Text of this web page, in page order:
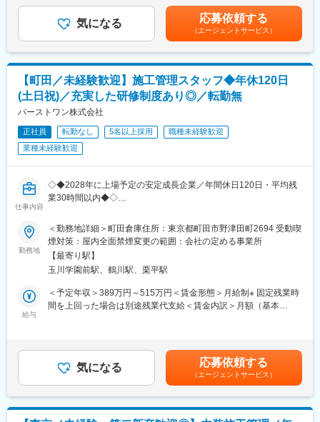
未経験の方がこれまでの調整スキルを活かし活躍されている環境
です。未経験職種でありながら年収の担保もでき、裁量のある業
務経験から早期でのスキルアップ・キャリアアップができる貴重
な求人です。
FC事業においては業界内でも他の企業とは一線を画したオーナー
様へのサポート体制で継続率、業界トップクラスを確立。組織を
拡大していく中で更なる高みを目指すべく今後も多くの新規出店
を支えるキーパーソンとなるお仕事です。
当社にて、運営管理をお任せします。
◇物件の運営管理（清掃は外部委託）
◇既存物件のメンテナンス対応（修繕業者との調整、手配など）
◇宿泊予約の管理
◇新規物件の開拓、調査（主に石垣島、宮古島エリア）
◇その他付随する業務
宿泊事業×モビリティーやアクティビティーを融合させた新たなサ
ービスにも取り組んでいます。沖縄エリアではさらなる施設の増
設を計画しており、今回は運営体制強化に向けて新たな仲間を募
集いたします。地域とともに成長し、未来につながるサービスを
一緒につくっていきましょう。
■仕事の魅力：
当社はSDGsの推進に力を入れており、地方自治体と連携しなが
ら、空き家の活用や地域の活性化に積極的に取り組んでいます。
ンし、地域に根差したサービスの提供をさらに強化しています。
沖縄が好きな方、地域に貢献したいという想いをお持ちの方に
は、その気持ちを仕事に活かせる環境が整っています。
◇Step1：まずは事業内容の理解や、現在石垣島で運営している2
物件（casa de mar、栞FUNAKURA）の運営管理から始めていた
いただきます。
チームで相談しながら業務を進めていただけるので、未経験から
でも安心して始められます。
■組織構成：
業手当＞有＜給与補足＞※給与詳細は、経験・スキルを考慮の上、
決定します。■昇給：年1回■賞与：年2回（7月、12月）■決算賞与
（業績による）■その他固定手当：自己啓発手当1万円、食事手当
1万円■その他手当：※月給に含まれておりません。住宅手当：1万
円～4万円／月賃金はあくまでも目安の金額であり、選考を通じて
上下する可能性があります。月給(月額)は固定手当を含めた表記で
す。
気になる 応募依頼する
（エージェントサービス）
【町田／未経験歓迎】施工管理スタッフ◆年休120日
(土日祝)／充実した研修制度あり◎／転勤無
パーストワン株式会社
正社員 転勤なし 5名以上採用
職種未経験歓迎
業種未経験歓迎
仕事内容
◇◆2028年に上場予定の安定成長企業／年間休日120日・平均残
業30時間以内◆◇
までを一貫提供している当社にて、顧客・営業・施工スタッフを
つなぎながら、空調工事を円滑に完工へ導く施工管理をお任せし
ます。
自社一貫体制のため、スケジュール・品質・コストを現場主導で
コントロールしやすく、無理のない施工管理が可能な環境です。
■業務内容
◇職人への指示・現場監督
◇お客様との打ち合わせ
→元請けに近い立場で、工程・仕様の調整まで主体的に関われま
勤務地
＜勤務地詳細＞町田倉庫住所：東京都町田市野津田町2694 受動喫
煙対策：屋内全面禁煙変更の範囲：会社の定める事業所
【最寄り駅】
玉川学園前駅、鶴川駅、栗平駅
給与
＜予定年収＞389万円～515万円＜賃金形態＞月給制※ 固定残業時
間を上回った場合は別途残業代支給＜賃金内訳＞月額（基本
347,781円（一律手当を含む）＜昇給有無＞有＜残業手当＞有＜
給与補足＞■歩合給支給：あり■昇給：年4回(能力に応じて)■年収
例：（1）4,410,000円：入社1年目／一般社員（2）5,650,000
円：入社2年目／主任（3）6,490,000円：入社4年目／係長賃金は
あくまでも目安の金額であり、選考を通じて上下する可能性があ
気になる 応募依頼する
（エージェントサービス）